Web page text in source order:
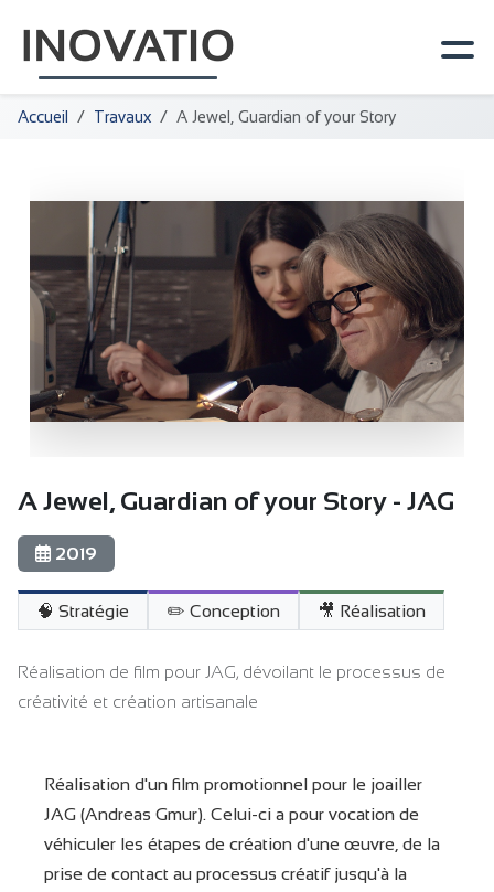
Accueil Travaux A Jewel, Guardian of your Story
A Jewel, Guardian of your Story - JAG
2019
🧠 Stratégie ✏️ Conception 🎥 Réalisation
Réalisation de film pour JAG, dévoilant le processus de
créativité et création artisanale
Réalisation d'un film promotionnel pour le joailler
JAG (Andreas Gmur). Celui-ci a pour vocation de
véhiculer les étapes de création d'une œuvre, de la
prise de contact au processus créatif jusqu'à la